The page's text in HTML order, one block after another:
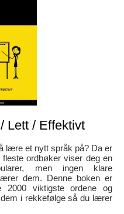
Lett / Effektivt
lære et nytt språk på? Da er
ordbøker viser deg en
men ingen klare
dem. Denne boken er
2000 viktigste ordene og
i rekkefølge så du lærer